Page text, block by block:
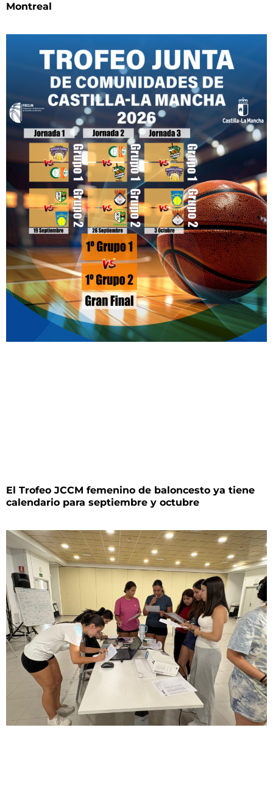
Montreal
El Trofeo JCCM femenino de baloncesto ya tiene
calendario para septiembre y octubre